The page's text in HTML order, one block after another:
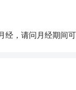
经，请问月经期间